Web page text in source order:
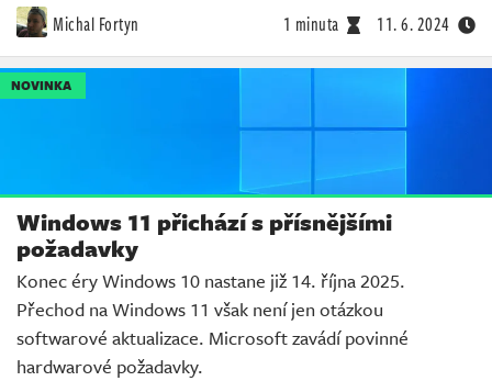
Michal Fortyn 1 minuta 11. 6. 2024
NOVINKA
Windows 11 přichází s přísnějšími
požadavky
Konec éry Windows 10 nastane již 14. října 2025.
Přechod na Windows 11 však není jen otázkou
softwarové aktualizace. Microsoft zavádí povinné
hardwarové požadavky.